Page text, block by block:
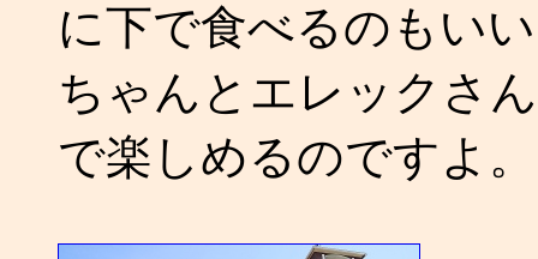
に下で食べるのもい
ちゃんとエレックさ
で楽しめるのですよ。